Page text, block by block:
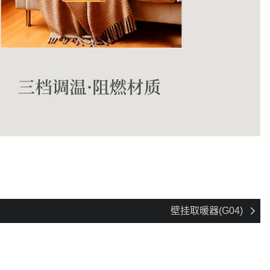
壁挂取暖器(G04)